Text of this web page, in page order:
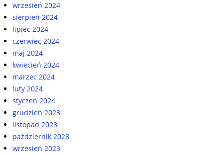
wrzesień 2024
sierpień 2024
lipiec 2024
czerwiec 2024
maj 2024
kwiecień 2024
marzec 2024
luty 2024
styczeń 2024
grudzień 2023
listopad 2023
październik 2023
wrzesień 2023